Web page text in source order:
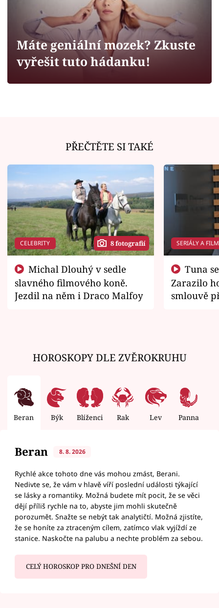
Sledujte prima+
Filmový festival Karlovy Vary
Sledujte nás
Máte geniální mozek? Zkuste
vyřešit tuto hádanku!
PŘEČTĚTE SI TAKÉ
CELEBRITY 8 fotografií
slavného filmového koně.
Jezdil na něm i Draco Malfoy
SERIÁLY A
Zarazilo
smlouvě
HOROSKOPY DLE ZVĚROKRUHU
Beran Býk Blíženci Rak Lev Panna
Beran 8. 8. 2026
Rychlé akce tohoto dne vás mohou zmást, Berani.
Nedivte se, že vám v hlavě víří poslední události týkající
se lásky a romantiky. Možná budete mít pocit, že se věci
dějí příliš rychle na to, abyste jim mohli skutečně
porozumět. Snažte se nebýt tak analytičtí. Možná zjistíte,
že se honíte za ztraceným cílem, zatímco vlak vyjíždí ze
stanice. Naskočte na palubu a nechte problém za sebou.
CELÝ HOROSKOP PRO DNEŠNÍ DEN